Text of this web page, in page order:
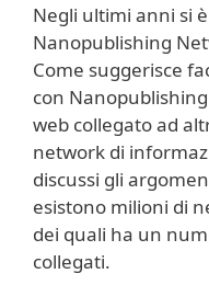
Negli ultimi anni si
Nanopublishing
Come suggerisce
con
web collegato ad
network di
discussi gli
esistono milioni di
dei quali ha un
collegati.